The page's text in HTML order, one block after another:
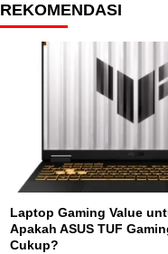
REKOMENDASI
Laptop Gaming Value
Apakah ASUS TUF
Cukup?